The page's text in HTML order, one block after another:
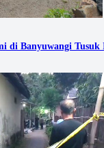
di Banyuwangi